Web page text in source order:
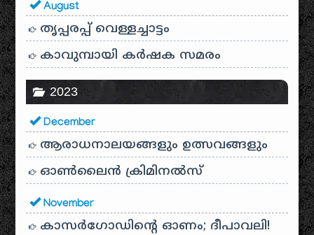
August
തൃപ്പരപ്പ് വെള്ളച്ചാട്ടം
കാവുമ്പായി കർഷക സമരം
2023
December
ആരാധനാലയങ്ങളും ഉത്സവങ്ങളും
ഓൺലൈൻ ക്രിമിനൽസ്
November
കാസർഗോഡിൻ്റെ ഓണം; ദീപാവലി!